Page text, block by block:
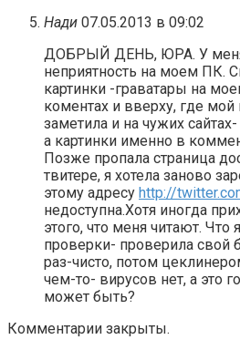
Нади 07.05.2013 в 09:02
ДОБРЫЙ ДЕНЬ, ЮРА. У меня
неприятность на моем ПК.
картинки -граватары на
коментах и вверху, где мой
заметила и на чужих
а картинки именно в
Позже пропала страница
твитере, я хотела заново
этому адресу http://
недоступна.Хотя иногда
этого, что меня читают. Что
проверки- проверила свой
раз-чисто, потом
чем-то- вирусов нет, а это
может быть?
Комментарии закрыты.